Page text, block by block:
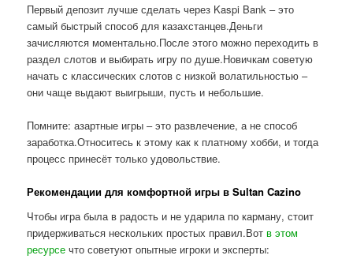
Первый депозит лучше сделать через Kaspi Bank – это
самый быстрый способ для казахстанцев.Деньги
зачисляются моментально.После этого можно переходить в
раздел слотов и выбирать игру по душе.Новичкам советую
начать с классических слотов с низкой волатильностью –
они чаще выдают выигрыши, пусть и небольшие.
Помните: азартные игры – это развлечение, а не способ
заработка.Относитесь к этому как к платному хобби, и тогда
процесс принесёт только удовольствие.
Рекомендации для комфортной игры в Sultan Cazino
Чтобы игра была в радость и не ударила по карману, стоит
придерживаться нескольких простых правил.Вотв этом
ресурсе что советуют опытные игроки и эксперты: